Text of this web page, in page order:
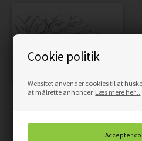
Cookie politik
Websitet anvender cookies til at
at målrette annoncer. Læs mere her...
FINGERAFTRYKSPLAKAT